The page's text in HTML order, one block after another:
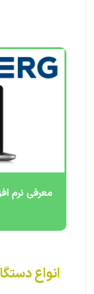
معرفی نرم
انواع